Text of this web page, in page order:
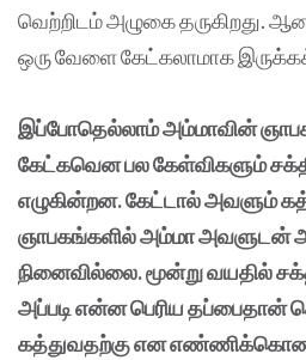
வெற்றிடம் அழுகை தருகிறது.
ஒரு வேளை கேட்கலாமாக
இப்போதெல்லாம் அம்மாவின்
கேட்கவென பல கேள்விகளும்
எழுகின்றன. கேட்டால் அவளும்
ஞாபகங்களில் அம்மா அவளுடன்
நினைவில்லை. மூன்று வயதில்
அப்படி என்ன பெரிய தப்பைதான்
கத்துவதற்கு என